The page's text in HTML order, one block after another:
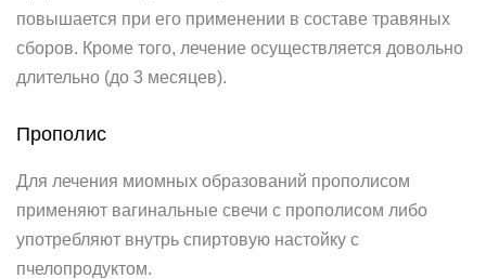
повышается при его применении в составе травяных
сборов. Кроме того, лечение осуществляется довольно
длительно (до 3 месяцев).
Прополис
Для лечения миомных образований прополисом
применяют вагинальные свечи с прополисом либо
употребляют внутрь спиртовую настойку с
пчелопродуктом.